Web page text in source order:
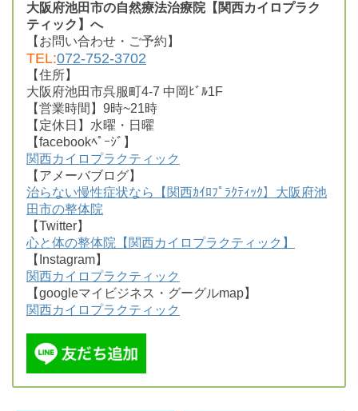
大阪府池田市の自然療法治療院【関西カイロプラク
ティック】へ
【お問い合わせ・ご予約】
TEL:072-752-3702
【住所】
大阪府池田市呉服町4-7 中岡ﾋﾞﾙ1F
【営業時間】9時~21時
【定休日】水曜・日曜
【facebookﾍﾟｰｼﾞ】
関西カイロプラクティック
【アメーバブログ】
治らない慢性症状なら【関西ｶｲﾛﾌﾟﾗｸﾃｨｯｸ】大阪府池
田市の整体院
【Twitter】
心と体の整体院【関西カイロプラクティック】
【Instagram】
関西カイロプラクティック
【googleマイビジネス・グーグルmap】
関西カイロプラクティック